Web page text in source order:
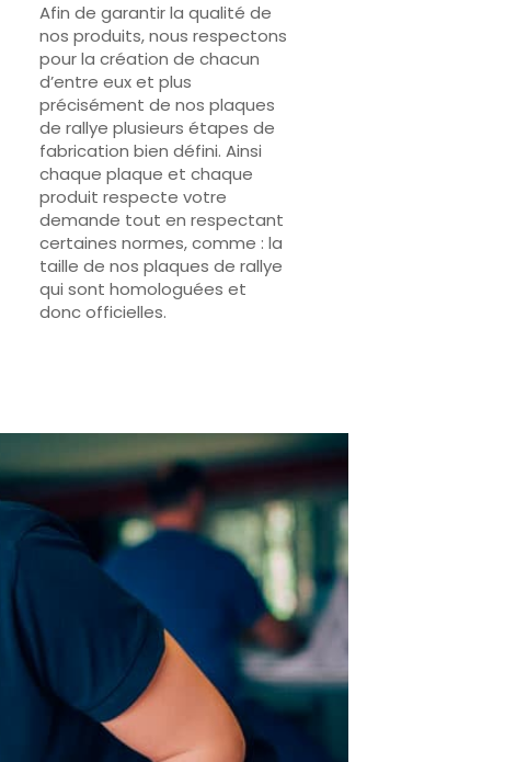
Afin de garantir la qualité de
nos produits, nous respectons
pour la création de chacun
d’entre eux et plus
précisément de nos plaques
de rallye plusieurs étapes de
fabrication bien défini. Ainsi
chaque plaque et chaque
produit respecte votre
demande tout en respectant
certaines normes, comme : la
taille de nos plaques de rallye
qui sont homologuées et
donc officielles.